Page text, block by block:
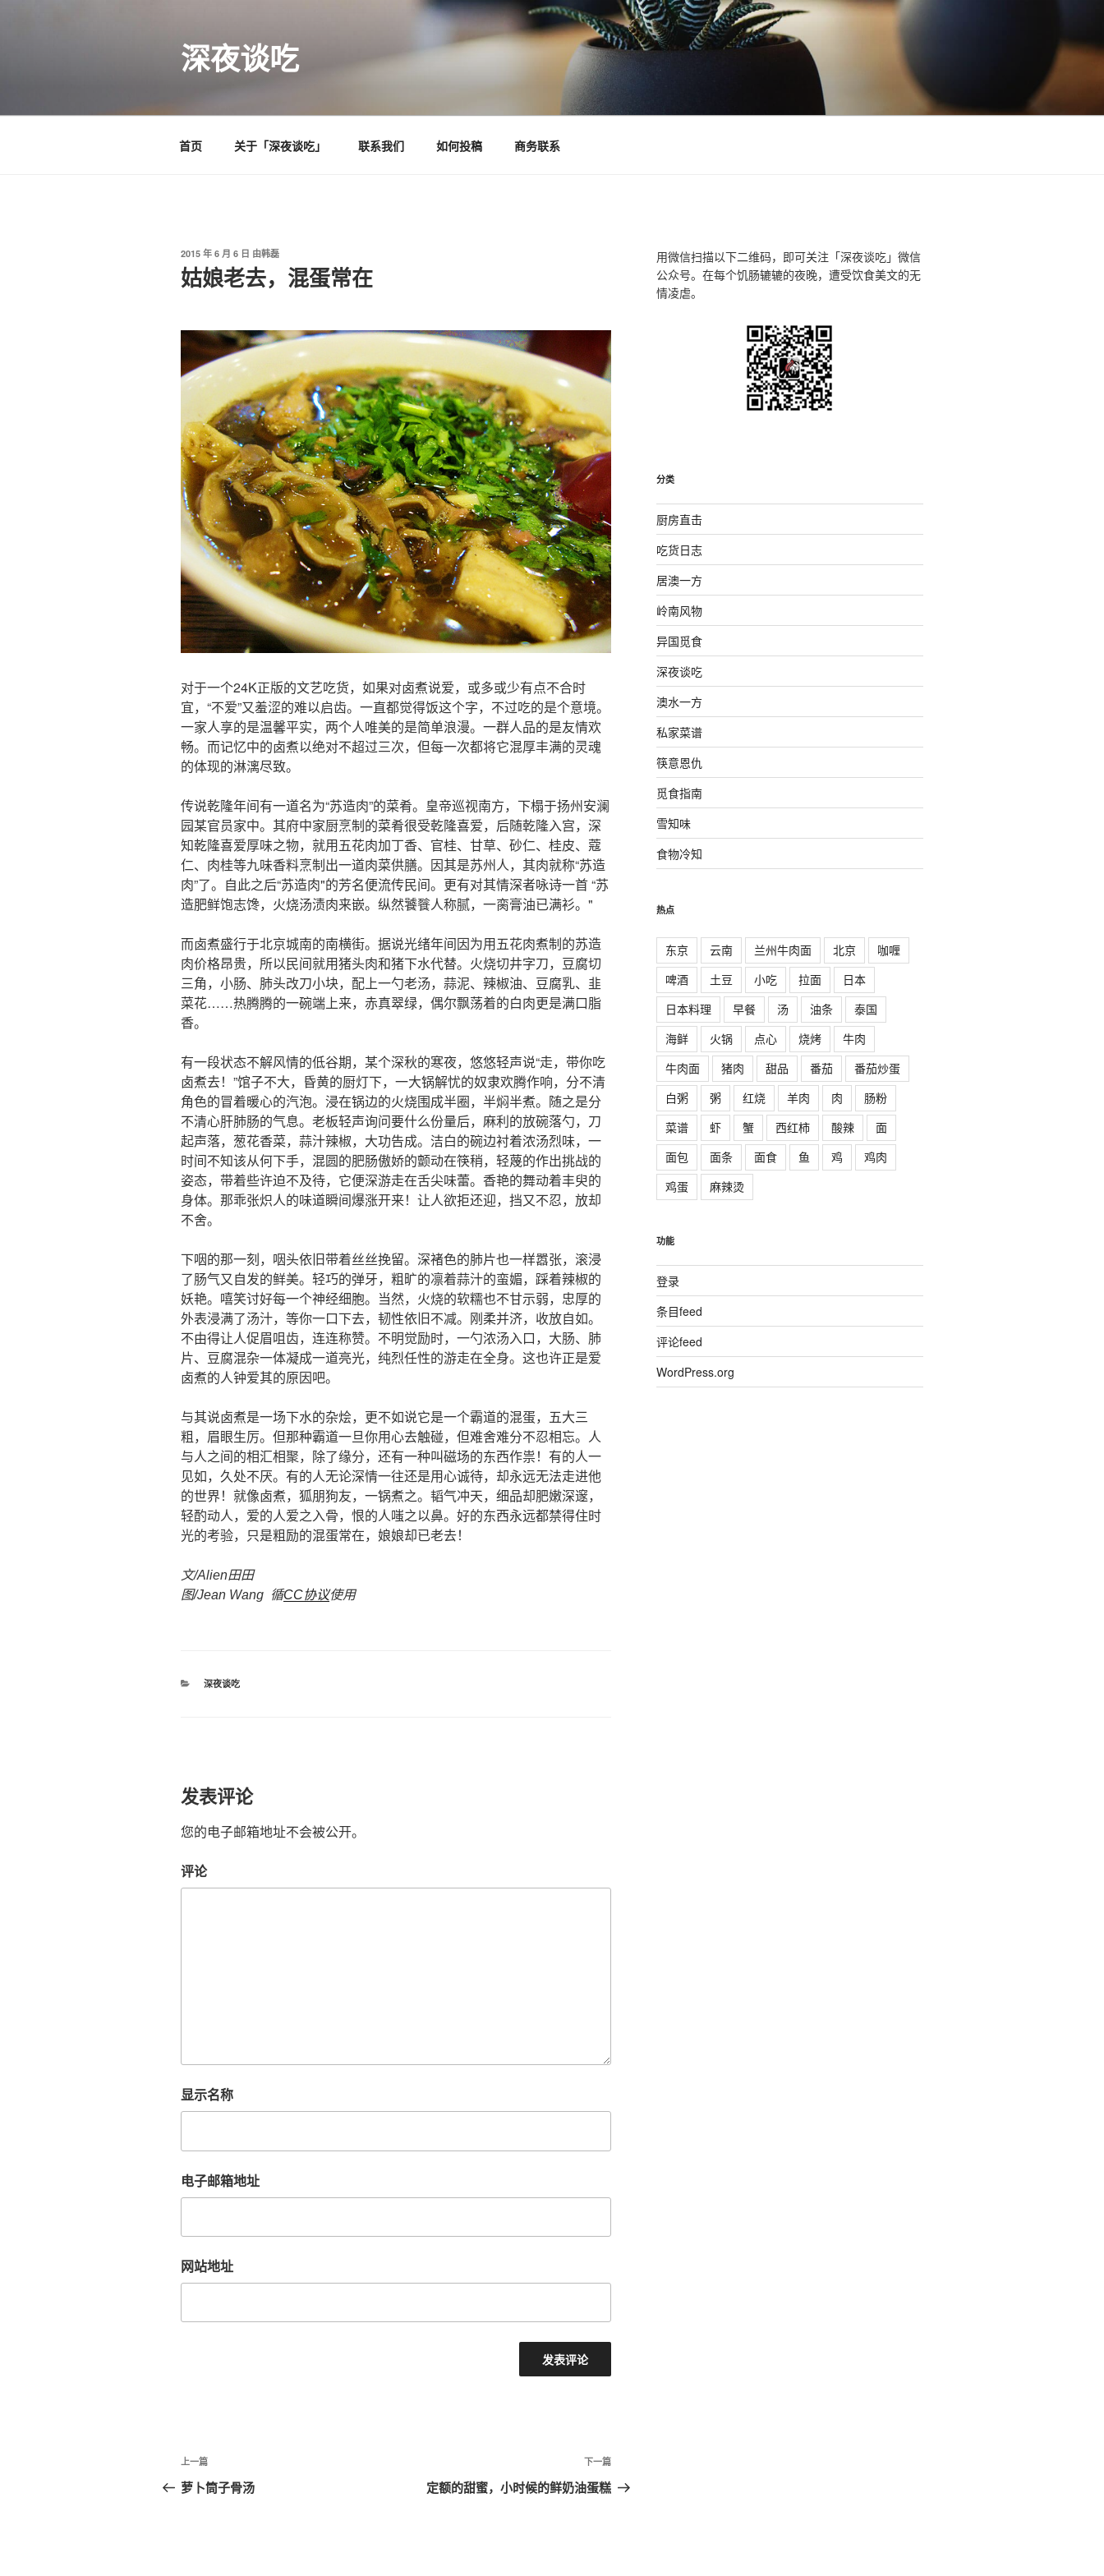
深夜谈吃
首页 关于「深夜谈吃」 联系我们 如何投稿 商务联系
发
布
于
2015 年 6 月 6 日 由韩磊
姑娘老去，混蛋常在
对于一个24K正版的文艺吃货，如果对卤煮说爱，或多或少有点不合时
宜，“不爱”又羞涩的难以启齿。一直都觉得饭这个字，不过吃的是个意境。
一家人享的是温馨平实，两个人唯美的是简单浪漫。一群人品的是友情欢
畅。而记忆中的卤煮以绝对不超过三次，但每一次都将它混厚丰满的灵魂
的体现的淋漓尽致。
传说乾隆年间有一道名为“苏造肉”的菜肴。皇帝巡视南方，下榻于扬州安澜
园某官员家中。其府中家厨烹制的菜肴很受乾隆喜爱，后随乾隆入宫，深
知乾隆喜爱厚味之物，就用五花肉加丁香、官桂、甘草、砂仁、桂皮、蔻
仁、肉桂等九味香料烹制出一道肉菜供膳。因其是苏州人，其肉就称“苏造
肉”了。自此之后“苏造肉"的芳名便流传民间。更有对其情深者咏诗一首 “苏
造肥鲜饱志馋，火烧汤渍肉来嵌。纵然饕餮人称腻，一脔膏油已满衫。"
而卤煮盛行于北京城南的南横街。据说光绪年间因为用五花肉煮制的苏造
肉价格昂贵，所以民间就用猪头肉和猪下水代替。火烧切井字刀，豆腐切
三角，小肠、肺头改刀小块，配上一勺老汤，蒜泥、辣椒油、豆腐乳、韭
菜花……热腾腾的一碗端上来，赤真翠绿，偶尔飘荡着的白肉更是满口脂
香。
有一段状态不解风情的低谷期，某个深秋的寒夜，悠悠轻声说“走，带你吃
卤煮去！”馆子不大，昏黄的厨灯下，一大锅解忧的奴隶欢腾作响，分不清
角色的冒着暖心的汽泡。浸在锅边的火烧围成半圈，半焖半煮。随之是分
不清心肝肺肠的气息。老板轻声询问要什么份量后，麻利的放碗落勺，刀
起声落，葱花香菜，蒜汁辣椒，大功告成。洁白的碗边衬着浓汤烈味，一
时间不知该从何下手，混圆的肥肠傲娇的颤动在筷稍，轻蔑的作出挑战的
姿态，带着些许迫不及待，它便深游走在舌尖味蕾。香艳的舞动着丰臾的
身体。那乖张炽人的味道瞬间爆涨开来！让人欲拒还迎，挡又不忍，放却
不舍。
下咽的那一刻，咽头依旧带着丝丝挽留。深褚色的肺片也一样嚣张，滚浸
了肠气又自发的鲜美。轻巧的弹牙，粗旷的凛着蒜汁的蛮媚，踩着辣椒的
妖艳。嘻笑讨好每一个神经细胞。当然，火烧的软糯也不甘示弱，忠厚的
外表浸满了汤汁，等你一口下去，韧性依旧不减。刚柔并济，收放自如。
不由得让人促眉咀齿，连连称赞。不明觉励时，一勺浓汤入口，大肠、肺
片、豆腐混杂一体凝成一道亮光，纯烈任性的游走在全身。这也许正是爱
卤煮的人钟爱其的原因吧。
与其说卤煮是一场下水的杂烩，更不如说它是一个霸道的混蛋，五大三
粗，眉眼生厉。但那种霸道一旦你用心去触碰，但难舍难分不忍相忘。人
与人之间的相汇相聚，除了缘分，还有一种叫磁场的东西作祟！有的人一
见如，久处不厌。有的人无论深情一往还是用心诚待，却永远无法走进他
的世界！就像卤煮，狐朋狗友，一锅煮之。韬气冲天，细品却肥嫩深邃，
轻酌动人，爱的人爱之入骨，恨的人嗤之以鼻。好的东西永远都禁得住时
光的考验，只是粗励的混蛋常在，娘娘却已老去！
文/Alien田田
图/Jean Wang 循CC协议使用
分
深夜谈吃
发表评论
您的电子邮箱地址不会被公开。
评论
显示名称
电子邮箱地址
网站地址
文
章
上
一
上一篇
萝卜筒子骨汤
下
一
下一篇
定额的甜蜜，小时候的鲜奶油蛋糕
用微信扫描以下二维码，即可关注「深夜谈吃」微信
公众号。在每个饥肠辘辘的夜晚，遭受饮食美文的无
情凌虐。
分类
厨房直击
吃货日志
居澳一方
岭南风物
异国觅食
深夜谈吃
澳水一方
私家菜谱
筷意恩仇
觅食指南
雪知味
食物冷知
热点
东京 云南 兰州牛肉面 北京
咖喱
啤酒
土豆 小吃 拉面
日本
日本料理
早餐 汤 油条
泰国
海鲜
火锅 点心 烧烤
牛肉
牛肉面
猪肉 甜品 番茄
番茄炒蛋
白粥
粥 红烧 羊肉 肉
肠粉
菜谱
虾 蟹 西红柿 酸辣
面
面包
面条 面食 鱼 鸡
鸡肉
鸡蛋
麻辣烫
功能
登录
条目feed
评论feed
WordPress.org